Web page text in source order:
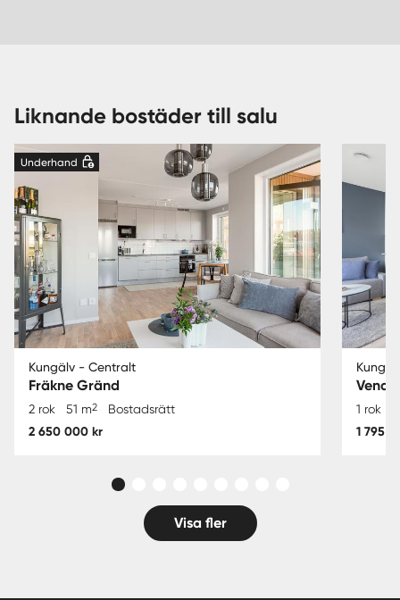
Liknande bostäder till salu
Underhand
Kungälv - Centralt
Fräkne Gränd
2 rok 51 m2 Bostadsrätt
2 650 000 kr
1 rok
1 795
Visa fler